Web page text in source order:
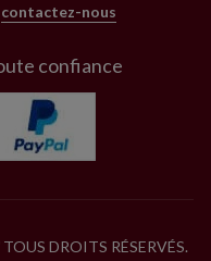
contactez-nous
confiance
TOUS DROITS RÉSERVÉS.